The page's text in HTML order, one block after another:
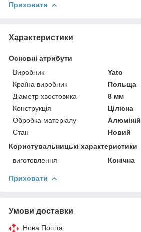
Приховати
Характеристики
Основні атрибути
Виробник
Yato
Країна виробник
Польща
Діаметр хвостовика
8 мм
Конструкція
Цілісна
Обробка матеріалу
Алюміній
Стан
Новий
Користувальницькі характеристики
виготовлення
Конічна
Приховати
Умови доставки
Нова Пошта